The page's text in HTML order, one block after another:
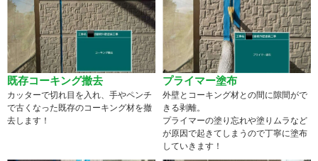
既存コーキング撤去
カッターで切れ目を入れ、手やペンチ
で古くなった既存のコーキング材を撤
去します！
プライマー塗布
外壁とコーキング材との間に隙間がで
きる剥離。
プライマーの塗り忘れや塗りムラなど
が原因で起きてしまうので丁寧に塗布
していきます！